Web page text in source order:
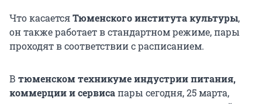
Что касаетсяТюменского института культуры,
он также работает в стандартном режиме, пары
проходят в соответствии с расписанием.
В тюменском техникуме индустрии питания,
коммерции и сервисапары сегодня, 25 марта,